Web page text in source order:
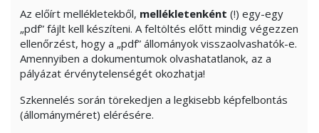
Az előírt mellékletekből, mellékletenként (!) egy-egy
„pdf” fájlt kell készíteni. A feltöltés előtt mindig végezzen
ellenőrzést, hogy a „pdf” állományok visszaolvashatók-e.
Amennyiben a dokumentumok olvashatatlanok, az a
pályázat érvénytelenségét okozhatja!
Szkennelés során törekedjen a legkisebb képfelbontás
(állományméret) elérésére.